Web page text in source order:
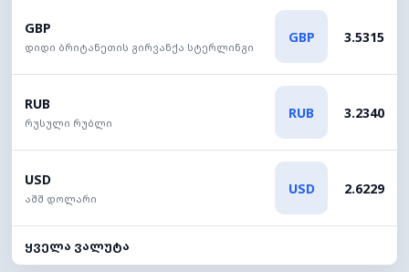
GBP
დიდი ბრიტანეთის გირვანქა სტერლინგი
GBP 3.5315
RUB
რუსული რუბლი
RUB 3.2340
USD
აშშ დოლარი
USD 2.6229
ყველა ვალუტა